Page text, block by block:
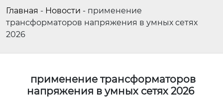
Главная - Новости - применение
трансформаторов напряжения в умных сетях
2026
применение трансформаторов
напряжения в умных сетях 2026